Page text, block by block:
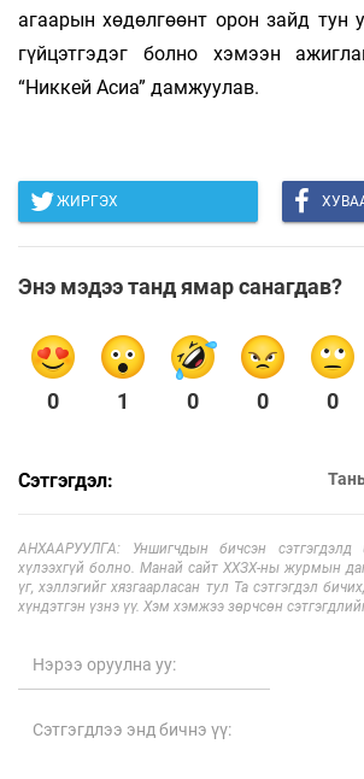
агаарын хөдөлгөөнт орон зайд тун
гүйцэтгэдэг болно хэмээн
“Никкей Асиа” дамжуулав.
ЖИРГЭХ
Энэ мэдээ танд ямар санагдав?
0 1 0 0 0
Сэтгэгдэл:
АНХААРУУЛГА: Уншигчдын бичсэн сэтгэгдэлд
хүлээхгүй болно. Манай сайт ХХЗХ-ны журмын
үг, хэллэгийг хязгаарласан тул Та сэтгэгдэл
хүндэтгэн үзнэ үү. Хэм хэмжээ зөрчсөн